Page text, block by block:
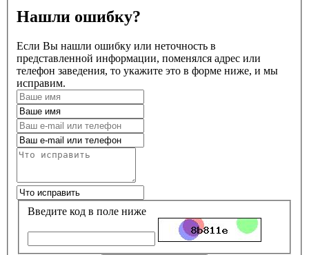
Нашли ошибку?
Если Вы нашли ошибку или неточность в
представленной информации, поменялся адрес или
телефон заведения, то укажите это в форме ниже, и мы
исправим.
Введите код в поле ниже